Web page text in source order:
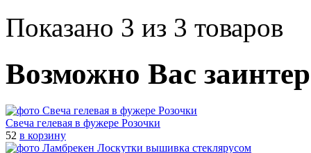
Показано 3 из 3 товаров
Возможно Вас
Свеча гелевая в фужере Розочки
52 в корзину